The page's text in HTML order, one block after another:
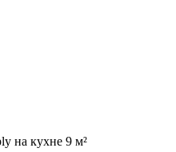
на кухне 9 м²